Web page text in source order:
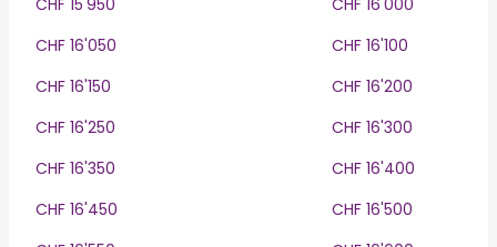
CHF 15'950
CHF 16'000
CHF 16'050
CHF 16'100
CHF 16'150
CHF 16'200
CHF 16'250
CHF 16'300
CHF 16'350
CHF 16'400
CHF 16'450
CHF 16'500